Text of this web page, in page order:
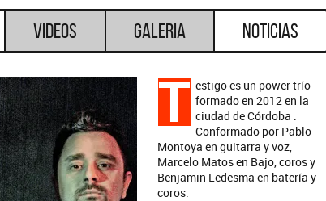
Videos Galeria Noticias
T estigo es un power trío
formado en 2012 en la
ciudad de Córdoba .
Conformado por Pablo
Montoya en guitarra y voz,
Marcelo Matos en Bajo, coros y
Benjamin Ledesma en batería y
coros.